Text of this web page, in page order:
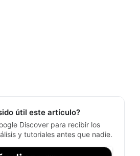
útil este artículo?
Discover para recibir los
y tutoriales antes que nadie.